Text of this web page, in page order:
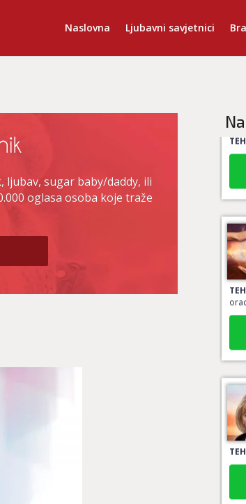
Naslovna Ljubavni savjetnici
sugar baby/daddy, ili
oglasa osoba koje traže